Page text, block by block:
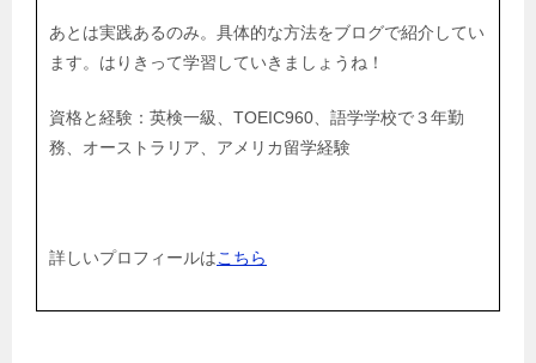
あとは実践あるのみ。具体的な方法をブログで紹介してい
ます。はりきって学習していきましょうね！
資格と経験：英検一級、TOEIC960、語学学校で３年勤
務、オーストラリア、アメリカ留学経験
詳しいプロフィールはこちら